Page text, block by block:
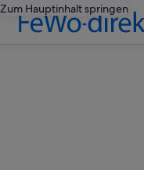
Zum Hauptinhalt springen